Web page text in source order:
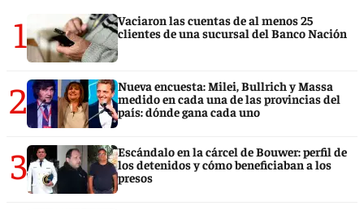
1
Vaciaron las cuentas de al menos 25
clientes de una sucursal del Banco Nación
2
Nueva encuesta: Milei, Bullrich y Massa
medido en cada una de las provincias del
país: dónde gana cada uno
3
Escándalo en la cárcel de Bouwer: perfil de
los detenidos y cómo beneficiaban a los
presos